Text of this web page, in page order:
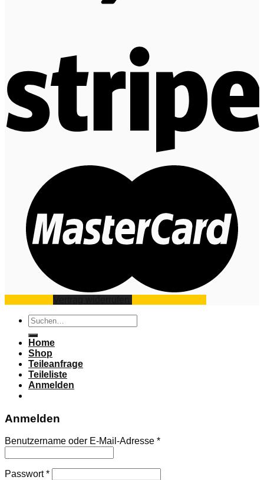
Suchen
nach:
Home
Shop
Teileanfrage
Teileliste
Anmelden
Anmelden
Benutzername oder E-Mail-Adresse *
Passwort*